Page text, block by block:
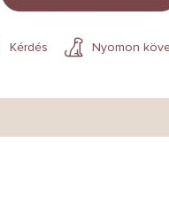
Kérdés Nyomon